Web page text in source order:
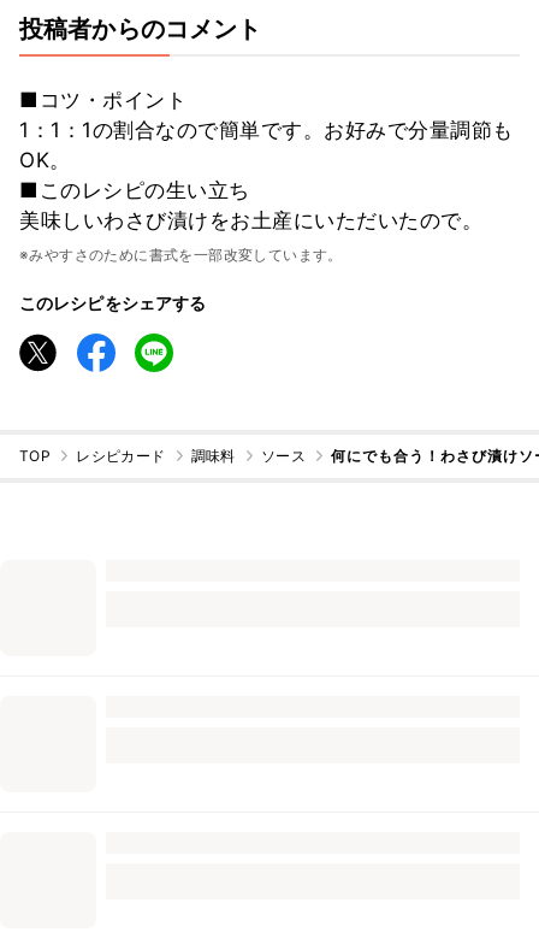
投稿者からのコメント
■コツ・ポイント
1：1：1の割合なので簡単です。お好みで分量調節も
OK。
■このレシピの生い立ち
美味しいわさび漬けをお土産にいただいたので。
※みやすさのために書式を一部改変しています。
このレシピをシェアする
TOP レシピカード 調味料 ソース 何にでも合う！わさび漬けソ